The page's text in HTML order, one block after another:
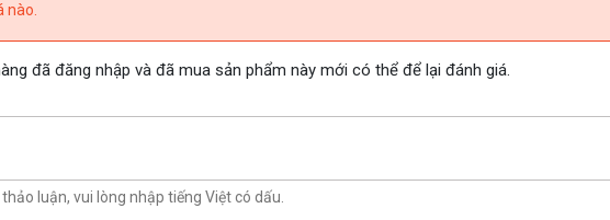
nào.
đã đăng nhập và đã mua sản phẩm này mới có thể để lại đánh giá.